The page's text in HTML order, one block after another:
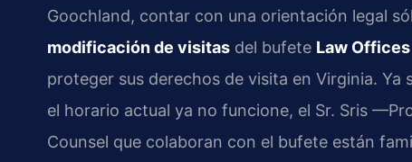
Goochland, contar con una orientación legal
modificación de visitas del bufete Law Offices
proteger sus derechos de visita en Virginia.
el horario actual ya no funcione, el Sr. Sris
Counsel que colaboran con el bufete están